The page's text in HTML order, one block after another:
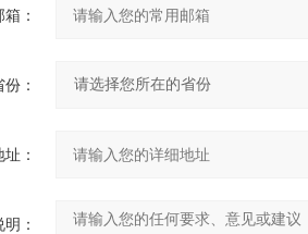
：
份：
：
：